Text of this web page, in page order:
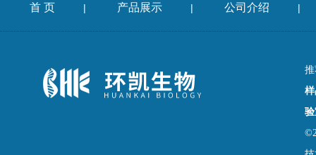
首 页 | 产品展示 | 公司介绍 |